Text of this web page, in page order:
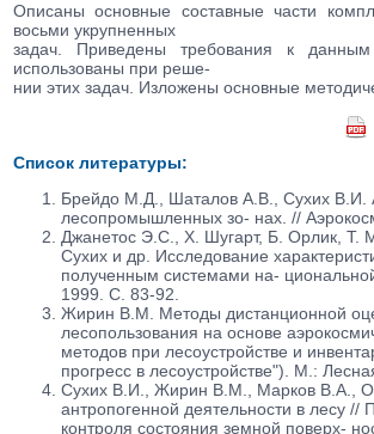
Описаны основные составные части
восьми укрупненных
задач. Приведены требования к данным
использованы при реше-
нии этих задач. Изложены основные
Список литературы:
Брейдо М.Д., Шаталов А.В., Сухих В.И.
лесопромышленных зо- нах. //
Джанетос Э.С., Х. Шугарт, Б. Орлик,
Сухих и др. Исследование
полученным системами на-
1999. С. 83-92.
Жирин В.М. Методы дистанционной
лесопользования на основе
методов при лесоустройстве и
прогресс в лесоустройстве"). М.:
Сухих В.И., Жирин В.М., Марков В.А.,
антропогенной деятельности в лесу
контроля состояния земной поверх-